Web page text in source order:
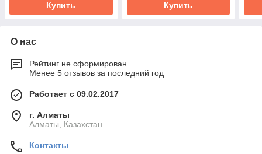
Купить Купить
О нас
Рейтинг не сформирован
Менее 5 отзывов за последний год
Работает с 09.02.2017
г. Алматы
Алматы, Казахстан
Контакты